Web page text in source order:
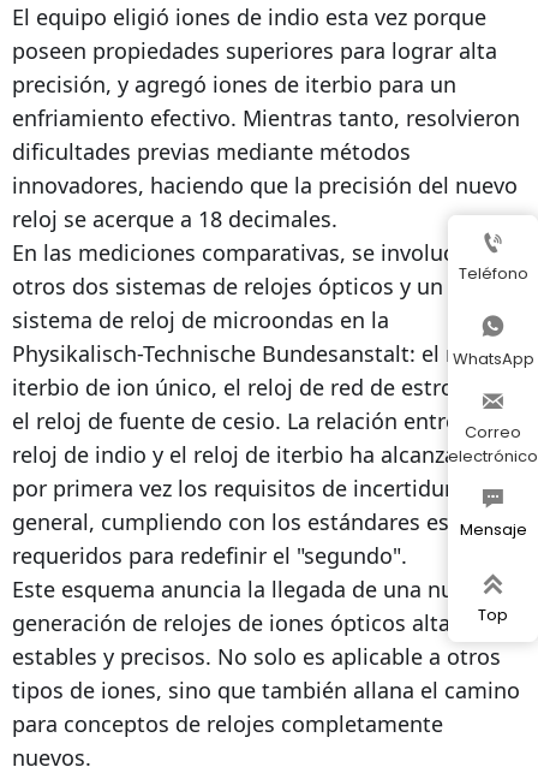
El equipo eligió iones de indio esta vez porque
poseen propiedades superiores para lograr alta
precisión, y agregó iones de iterbio para un
enfriamiento efectivo. Mientras tanto, resolvieron
dificultades previas mediante métodos
innovadores, haciendo que la precisión del nuevo
reloj se acerque a 18 decimales.
En las mediciones comparativas, se involucraron
otros dos sistemas de relojes ópticos y un
sistema de reloj de microondas en la
Physikalisch-Technische Bundesanstalt: el reloj de
iterbio de ion único, el reloj de red de estroncio y
el reloj de fuente de cesio. La relación entre el
reloj de indio y el reloj de iterbio ha alcanzado
por primera vez los requisitos de incertidumbre
general, cumpliendo con los estándares estrictos
requeridos para redefinir el "segundo".
Este esquema anuncia la llegada de una nueva
generación de relojes de iones ópticos altamente
estables y precisos. No solo es aplicable a otros
tipos de iones, sino que también allana el camino
para conceptos de relojes completamente
nuevos.

Teléfono

WhatsApp

Correo
electrónico

Mensaje

Top